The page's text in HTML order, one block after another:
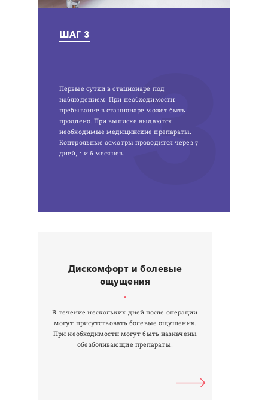
ШАГ 3
Первые сутки в стационаре под
наблюдением. При необходимости
пребывание в стационаре может быть
продлено. При выписке выдаются
необходимые медицинские препараты.
Контрольные осмотры проводится через 7
дней, 1 и 6 месяцев.
3
Дискомфорт и болевые
ощущения
В течение нескольких дней после операции
могут присутствовать болевые ощущения.
При необходимости могут быть назначены
обезболивающие препараты.